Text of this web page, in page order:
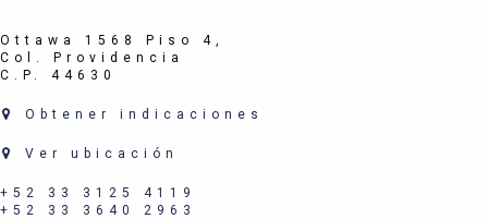
Ottawa 1568 Piso 4,
Col. Providencia
C.P. 44630
Obtener indicaciones
Ver ubicación
+52 33 3125 4119
+52 33 3640 2963